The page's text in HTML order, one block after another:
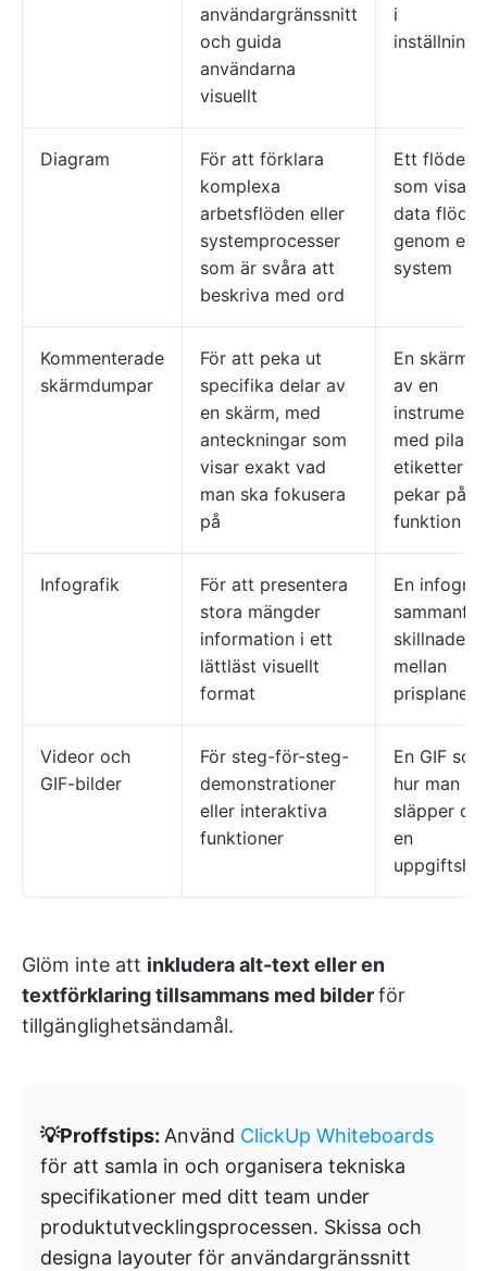
användargränssnitt
och guida
användarna
visuellt
i
Diagram
För att förklara
komplexa
arbetsflöden eller
systemprocesser
som är svåra att
beskriva med ord
Ett
som visar
data flödar
genom ett
system
Kommenterade
skärmdumpar
För att peka ut
specifika delar av
en skärm, med
anteckningar som
visar exakt vad
man ska fokusera
på
En
av en
med pilar
etiketter
pekar på
funktion
Infografik
För att presentera
stora mängder
information i ett
lättläst visuellt
format
En
mellan
Videor och
GIF-bilder
För steg-för-steg-
demonstrationer
eller interaktiva
funktioner
En GIF
hur man
släpper
en
Glöm inte att inkludera alt-text eller en
textförklaring tillsammans med bilderför
tillgänglighetsändamål.
💡Proffstips: Använd ClickUp Whiteboards
för att samla in och organisera tekniska
specifikationer med ditt team under
produktutvecklingsprocessen. Skissa och
designa layouter för användargränssnitt